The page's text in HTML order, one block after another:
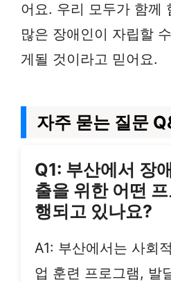
어요. 우리 모두가 함께
많은 장애인이 자립할
게될 것이라고 믿어요.
자주 묻는 질문
Q1: 부산에서 장
출을 위한 어떤
행되고 있나요?
A1: 부산에서는 사회
업 훈련 프로그램, 발